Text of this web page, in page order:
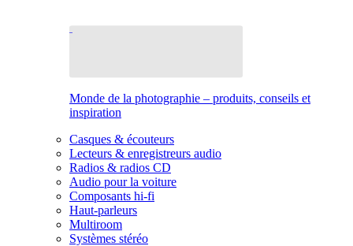
Monde de la photographie – produits, conseils et
inspiration
Casques & écouteurs
Lecteurs & enregistreurs audio
Radios & radios CD
Audio pour la voiture
Composants hi-fi
Haut-parleurs
Multiroom
Systèmes stéréo